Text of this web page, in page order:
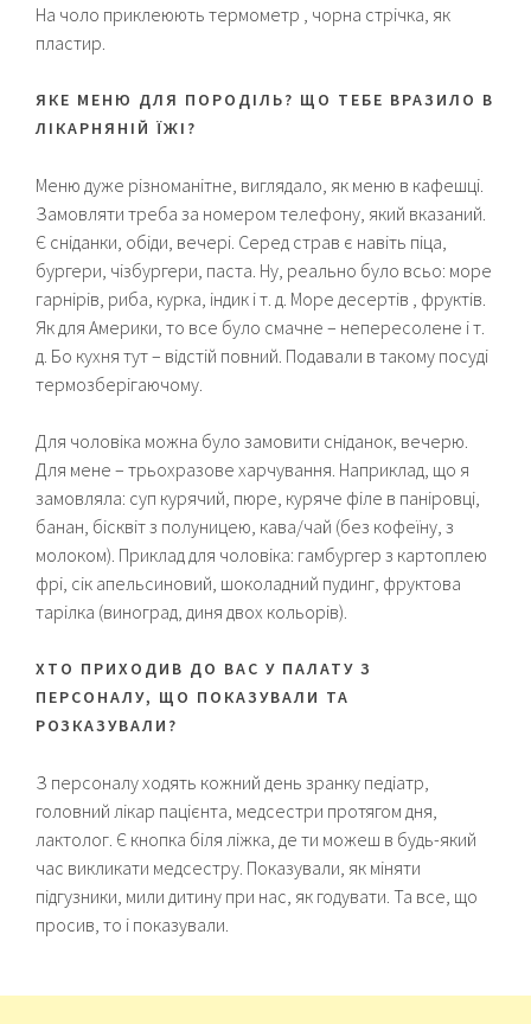
На чоло приклеюють термометр , чорна стрічка, як
пластир.
ЯКЕ МЕНЮ ДЛЯ ПОРОДІЛЬ? ЩО ТЕБЕ ВРАЗИЛО В
ЛІКАРНЯНІЙ ЇЖІ?
Меню дуже різноманітне, виглядало, як меню в кафешці.
Замовляти треба за номером телефону, який вказаний.
Є сніданки, обіди, вечері. Серед страв є навіть піца,
бургери, чізбургери, паста. Ну, реально було всьо: море
гарнірів, риба, курка, індик і т. д. Море десертів , фруктів.
Як для Америки, то все було смачне – непересолене і т.
д. Бо кухня тут – відстій повний. Подавали в такому посуді
термозберігаючому.
Для чоловіка можна було замовити сніданок, вечерю.
Для мене – трьохразове харчування. Наприклад, що я
замовляла: суп курячий, пюре, куряче філе в паніровці,
банан, бісквіт з полуницею, кава/чай (без кофеїну, з
молоком). Приклад для чоловіка: гамбургер з картоплею
фрі, сік апельсиновий, шоколадний пудинг, фруктова
тарілка (виноград, диня двох кольорів).
ХТО ПРИХОДИВ ДО ВАС У ПАЛАТУ З
ПЕРСОНАЛУ, ЩО ПОКАЗУВАЛИ ТА
РОЗКАЗУВАЛИ?
З персоналу ходять кожний день зранку педіатр,
головний лікар пацієнта, медсестри протягом дня,
лактолог. Є кнопка біля ліжка, де ти можеш в будь-який
час викликати медсестру. Показували, як міняти
підгузники, мили дитину при нас, як годувати. Та все, що
просив, то і показували.